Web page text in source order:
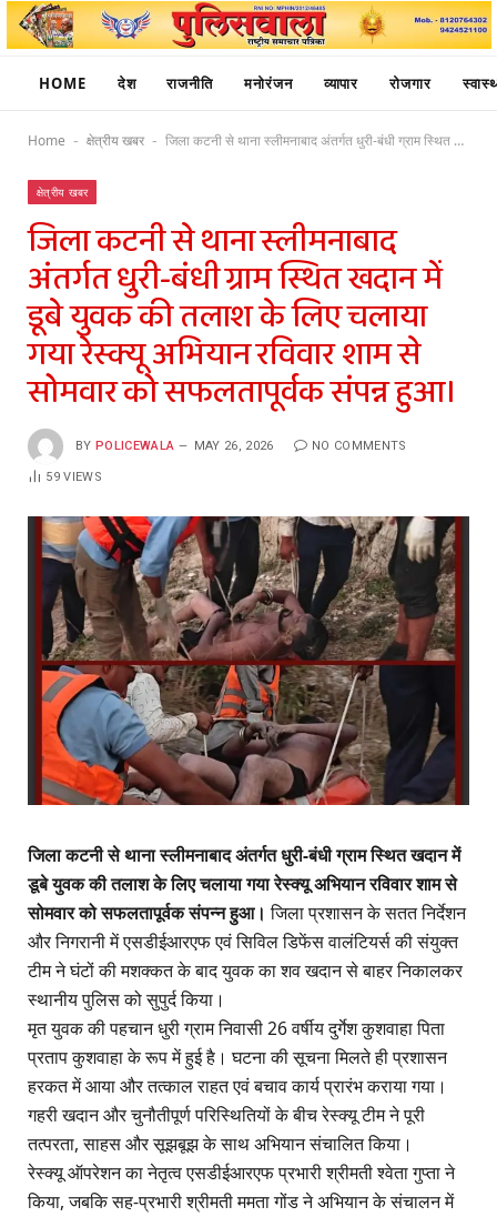
HOME देश राजनीति मनोरंजन व्यापार रोजगार
Home - क्षेत्रीय खबर - जिला कटनी से थाना स्लीमनाबाद अंतर्गत धुरी-बंधी ग्राम स्थित खदान में डूबे युवक की तलाश के लिए चलाया गया रेस्क्यू अभियान रविवार शाम से सोमवार को सफलतापूर्वक संपन्न हुआ।
क्षेत्रीय खबर
जिला कटनी से थाना स्लीमनाबाद
अंतर्गत धुरी-बंधी ग्राम स्थित खदान में
डूबे युवक की तलाश के लिए चलाया
गया रेस्क्यू अभियान रविवार शाम से
सोमवार को सफलतापूर्वक संपन्न हुआ।
BY POLICEWALA MAY 26, 2026 NO COMMENTS
59VIEWS
जिला कटनी से थाना स्लीमनाबाद अंतर्गत धुरी-बंधी ग्राम स्थित खदान में
डूबे युवक की तलाश के लिए चलाया गया रेस्क्यू अभियान रविवार शाम से
सोमवार को सफलतापूर्वक संपन्न हुआ। जिला प्रशासन के सतत निर्देशन
और निगरानी में एसडीईआरएफ एवं सिविल डिफेंस वालंटियर्स की संयुक्त
टीम ने घंटों की मशक्कत के बाद युवक का शव खदान से बाहर निकालकर
स्थानीय पुलिस को सुपुर्द किया।
मृत युवक की पहचान धुरी ग्राम निवासी 26 वर्षीय दुर्गेश कुशवाहा पिता
प्रताप कुशवाहा के रूप में हुई है। घटना की सूचना मिलते ही प्रशासन
हरकत में आया और तत्काल राहत एवं बचाव कार्य प्रारंभ कराया गया।
गहरी खदान और चुनौतीपूर्ण परिस्थितियों के बीच रेस्क्यू टीम ने पूरी
तत्परता, साहस और सूझबूझ के साथ अभियान संचालित किया।
रेस्क्यू ऑपरेशन का नेतृत्व एसडीईआरएफ प्रभारी श्रीमती श्वेता गुप्ता ने
किया, जबकि सह-प्रभारी श्रीमती ममता गोंड ने अभियान के संचालन में